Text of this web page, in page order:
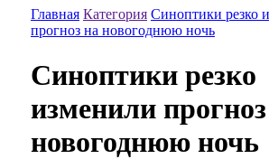
Главная Категория Синоптики резко
прогноз на новогоднюю ночь
Синоптики резко
изменили
новогоднюю ночь